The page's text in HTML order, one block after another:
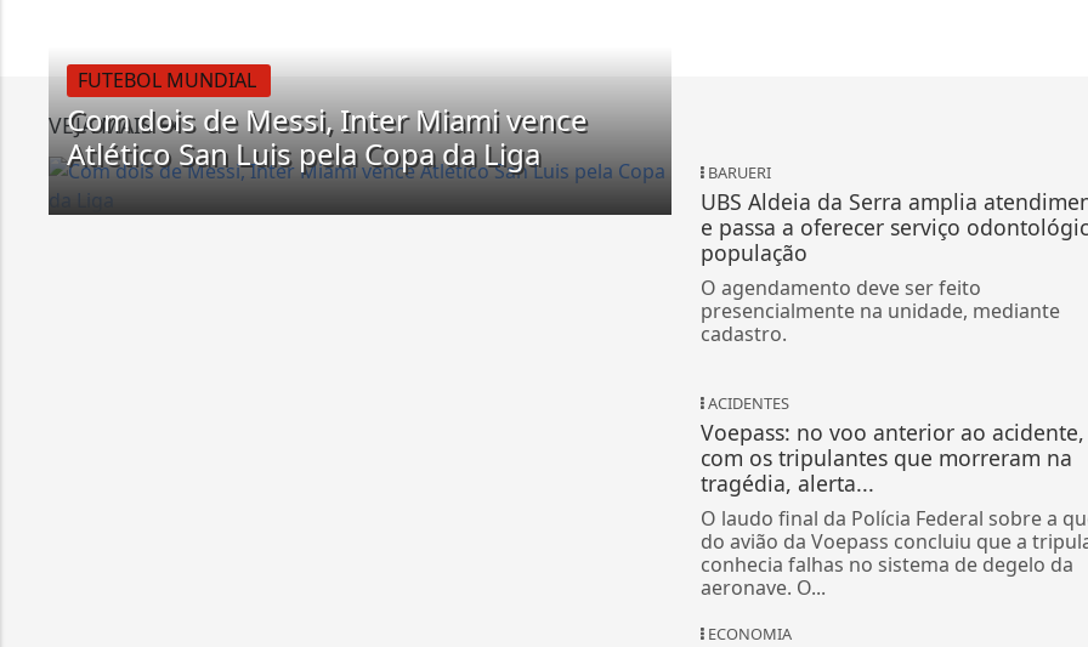
VEJA MAIS
FUTEBOL MUNDIAL
Com dois de Messi, Inter Miami vence
Atlético San Luis pela Copa da Liga
BARUERI
UBS Aldeia da Serra amplia
e passa a oferecer serviço
população
O agendamento deve ser feito
presencialmente na unidade, mediante
cadastro.
ACIDENTES
Voepass: no voo anterior ao
com os tripulantes que morreram na
tragédia, alerta...
O laudo final da Polícia Federal sobre a
do avião da Voepass concluiu que a
conhecia falhas no sistema de degelo da
aeronave. O...
ECONOMIA